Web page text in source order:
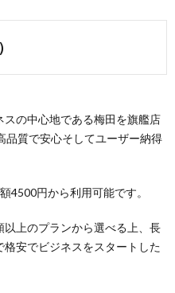
の中心地である梅田を旗艦店
品質で安心そしてユーザー納得
4500円から利用可能です。
上のプランから選べる上、長
安でビジネスをスタートした